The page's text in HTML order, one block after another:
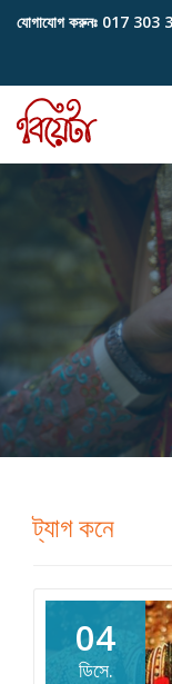
content
যোগাযোগ করুনঃ 017 303
ট্যাগকনে
04
ডিসে.